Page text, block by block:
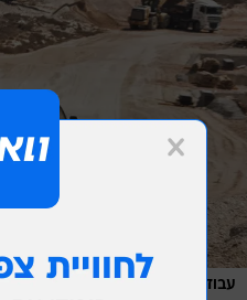
עבודות באתר המיועד להקמת